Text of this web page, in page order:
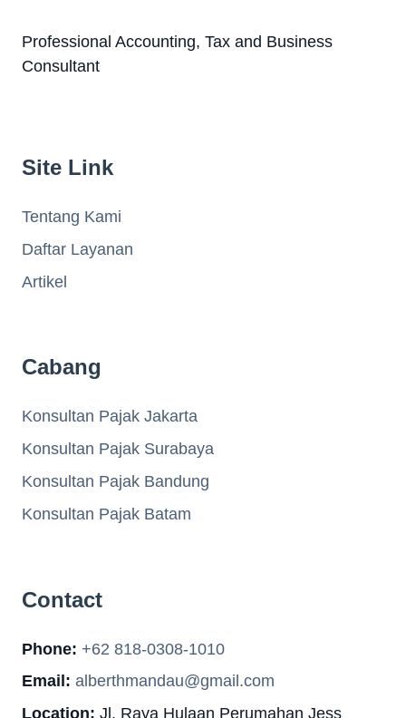
Professional Accounting, Tax and Business
Consultant
Site Link
Tentang Kami
Daftar Layanan
Artikel
Cabang
Konsultan Pajak Jakarta
Konsultan Pajak Surabaya
Konsultan Pajak Bandung
Konsultan Pajak Batam
Contact
Phone: +62 818-0308-1010
Email: alberthmandau@gmail.com
Location: Jl. Raya Hulaan Perumahan Jess